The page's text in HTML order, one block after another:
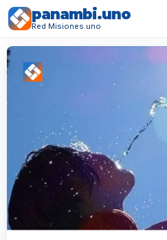
panambi.uno
Red Misiones.uno